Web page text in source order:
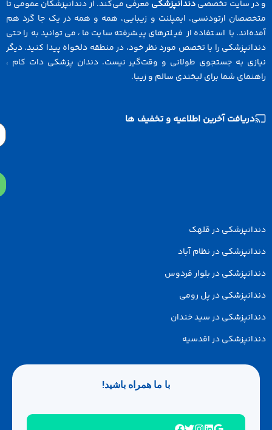
سایت تخصصیدندانپزشکیمعرفی می‌کند. از دندانپزشکان عمومی تا
ارتودنسی، ایمپلنت و زیبایی، همه و همه در یک جا گرد هم
با استفاده از فیلترهای پیشرفته سایت ما، می‌توانید به راحتی
را با تخصص مورد نظر خود، در منطقه دلخواه پیدا کنید. دیگر
به جستجوی طولانی و وقت‌گیر نیست. دندان پزشکی دات کام ،
شما برای لبخندی سالم و زیبا.
دریافت آخرین اطلاعیه و تخفیف ها
در قلهک
در نظام آباد
در بلوار فردوس
در پل رومی
در سید خندان
در اقدسیه
با ما همراه باشید!